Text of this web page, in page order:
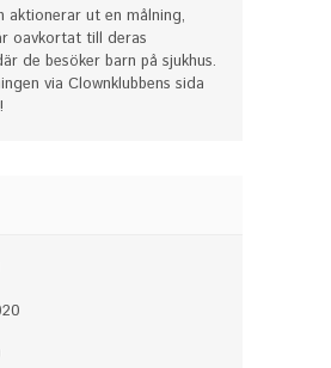
aktionerar ut en målning,
oavkortat till deras
de besöker barn på sjukhus.
via Clownklubbens sida